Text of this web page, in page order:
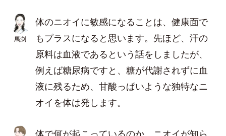
馬渕
体のニオイに敏感になることは、健康面で
もプラスになると思います。先ほど、汗の
原料は血液であるという話をしましたが、
例えば糖尿病ですと、糖が代謝されずに血
液に残るため、甘酸っぱいような独特なニ
オイを体は発します。
体で何が起こっているのか、ニオイが知ら